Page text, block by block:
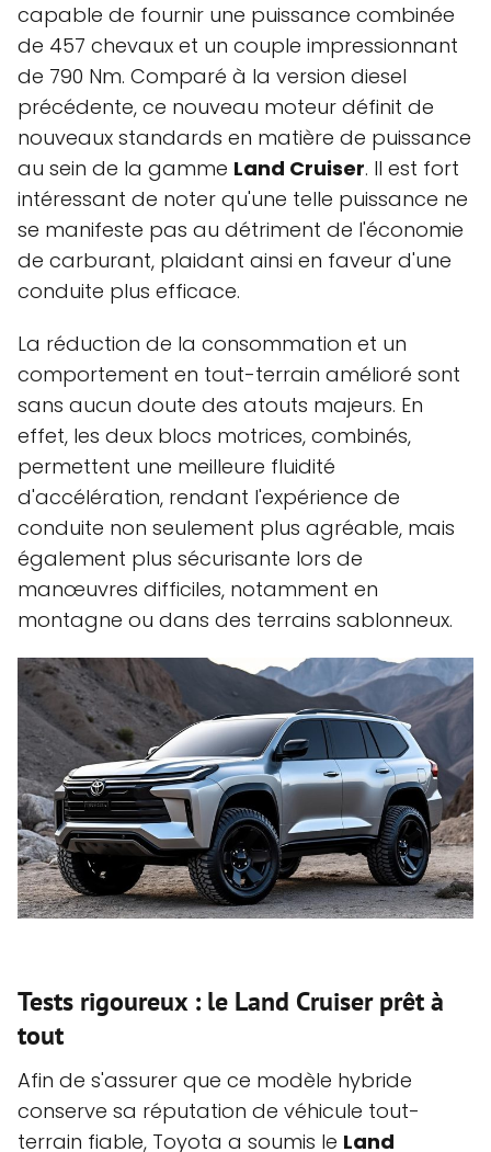
capable de fournir une puissance combinée
de 457 chevaux et un couple impressionnant
de 790 Nm. Comparé à la version diesel
précédente, ce nouveau moteur définit de
nouveaux standards en matière de puissance
au sein de la gamme Land Cruiser. Il est fort
intéressant de noter qu'une telle puissance ne
se manifeste pas au détriment de l'économie
de carburant, plaidant ainsi en faveur d'une
conduite plus efficace.
La réduction de la consommation et un
comportement en tout-terrain amélioré sont
sans aucun doute des atouts majeurs. En
effet, les deux blocs motrices, combinés,
permettent une meilleure fluidité
d'accélération, rendant l'expérience de
conduite non seulement plus agréable, mais
également plus sécurisante lors de
manœuvres difficiles, notamment en
montagne ou dans des terrains sablonneux.
Tests rigoureux : le Land Cruiser prêt à
tout
Afin de s'assurer que ce modèle hybride
conserve sa réputation de véhicule tout-
terrain fiable, Toyota a soumis le Land